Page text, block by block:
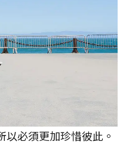
必須更加珍惜彼此。